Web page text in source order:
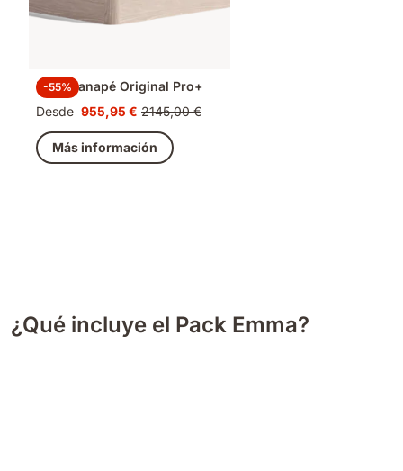
-55%
Pack Canapé Original Pro+
Desde Precio
955,95 €
955,95 € Precio
original
2145,00 €
2145,00 €
Más información
¿Qué incluye el Pack Emma?